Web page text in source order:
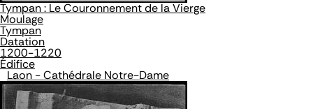
Tympan : Le Couronnement de la Vierge
Moulage
Tympan
Datation
1200-1220
Édifice
Laon - Cathédrale Notre-Dame